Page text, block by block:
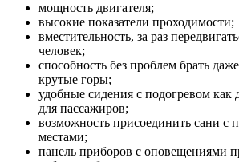
мощность двигателя;
высокие показатели проходимости;
вместительность, за раз
человек;
способность без проблем брать
крутые горы;
удобные сидения с подогревом как
для пассажиров;
возможность присоединить сани с
местами;
панель приборов с оповещениями